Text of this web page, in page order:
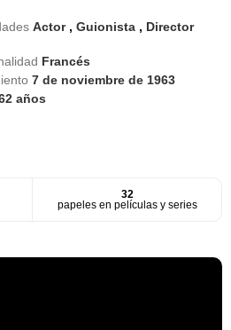
Actor ,Guionista , Director
Francés
7 de noviembre de 1963
años
32
papeles en películas y series